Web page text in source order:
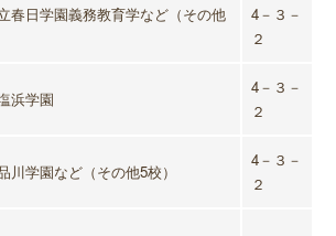
春日学園義務教育学など（その他
4－３－
２
浜学園
4－３－
２
川学園など（その他5校）
4－３－
２